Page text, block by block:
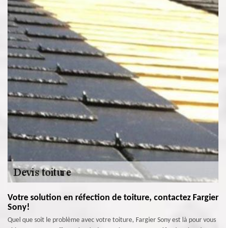
Votre solution en réfection de toiture, contactez Fargier
Sony!
Quel que soit le problème avec votre toiture, Fargier Sony est là pour vous